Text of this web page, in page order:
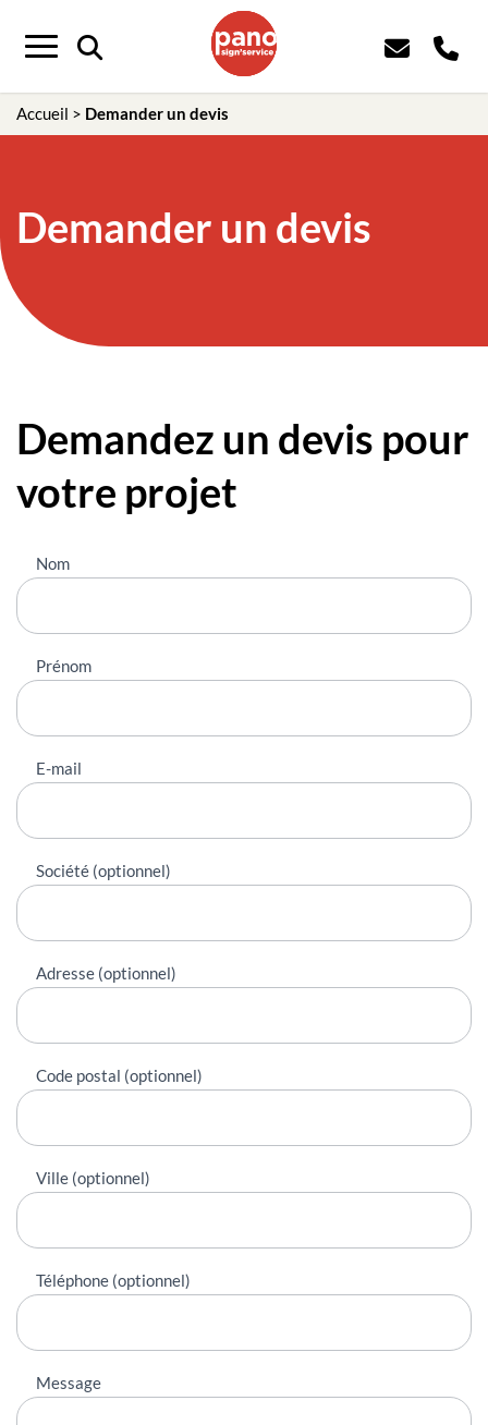
Menu
Accueil > Demander un devis
Demander un devis
Demandez un devis pour
votre projet
Nous
contacter
Nom
Prénom
E-mail
Société (optionnel)
Adresse (optionnel)
Code postal (optionnel)
Ville (optionnel)
Téléphone (optionnel)
Message
Panneau de gestion des cookies